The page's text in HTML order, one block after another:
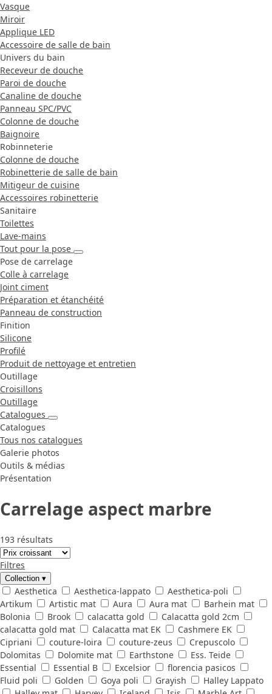
Vasque
Miroir
Applique LED
Accessoire de salle de bain
Univers du bain
Receveur de douche
Paroi de douche
Canaline de douche
Panneau SPC/PVC
Colonne de douche
Baignoire
Robinneterie
Colonne de douche
Robinetterie de salle de bain
Mitigeur de cuisine
Accessoires robinetterie
Sanitaire
Toilettes
Lave-mains
Tout pour la pose
Pose de carrelage
Colle à carrelage
Joint ciment
Préparation et étanchéité
Panneau de construction
Finition
Silicone
Profilé
Produit de nettoyage et entretien
Outillage
Croisillons
Outillage
Catalogues
Catalogues
Tous nos catalogues
Galerie photos
Outils & médias
Présentation
Carrelage aspect marbre
193 résultats
Filtres
Collection ▾
Aesthetica Aesthetica-lappato
Aesthetica-poli
Artikum
Artistic mat Aura Aura mat
Barhein mat
Bolonia
Brook calacatta gold
Calacatta gold 2cm
calacatta gold mat
Calacatta mat EK
Cashmere EK
Cipriani
couture-loira couture-zeus
Crepuscolo
Dolomitas
Dolomite mat Earthstone
Ess. Teide
Essential
Essential B Excelsior
florencia pasicos
Fluid poli
Golden Goya poli Grayish
Halley Lappato